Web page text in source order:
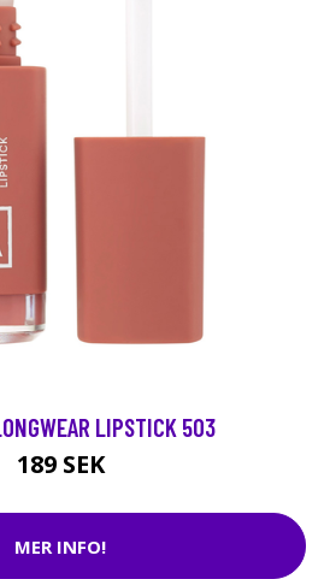
LIPSTICK 503
189 SEK
MER INFO!